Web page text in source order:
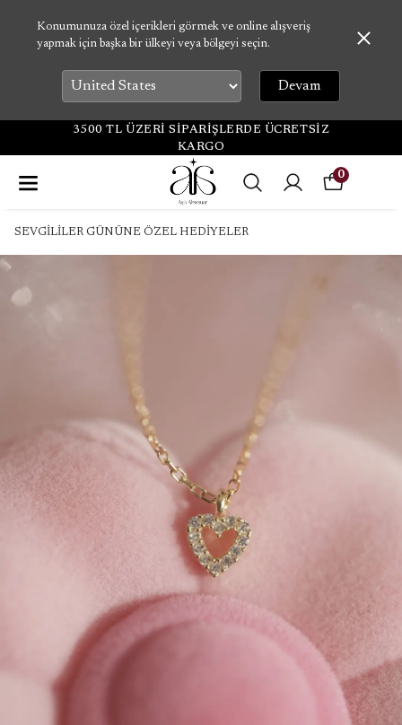
Konumunuza özel içerikleri görmek ve online alışveriş
yapmak için başka bir ülkeyi veya bölgeyi seçin.
Devam
3500 TL ÜZERİ SİPARİŞLERDE ÜCRETSİZ
KARGO
0
SEVGİLİLER GÜNÜNE ÖZEL HEDİYELER